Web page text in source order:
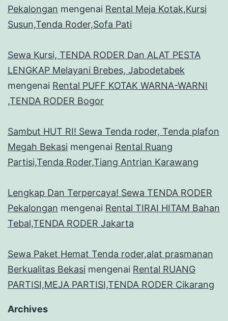
Pekalongan mengenai Rental Meja Kotak,Kursi
Susun,Tenda Roder,Sofa Pati
Sewa Kursi, TENDA RODER Dan ALAT PESTA
LENGKAP Melayani Brebes, Jabodetabek
mengenai Rental PUFF KOTAK WARNA-WARNI
,TENDA RODER Bogor
Sambut HUT RI! Sewa Tenda roder, Tenda plafon
Megah Bekasi mengenai Rental Ruang
Partisi,Tenda Roder,Tiang Antrian Karawang
Lengkap Dan Terpercaya! Sewa TENDA RODER
Pekalongan mengenai Rental TIRAI HITAM Bahan
Tebal,TENDA RODER Jakarta
Sewa Paket Hemat Tenda roder,alat prasmanan
Berkualitas Bekasi mengenai Rental RUANG
PARTISI,MEJA PARTISI,TENDA RODER Cikarang
Archives